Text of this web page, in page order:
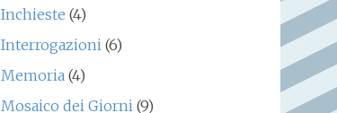
Inchieste (4)
Interrogazioni(6)
Memoria(4)
Mosaico dei Giorni(9)